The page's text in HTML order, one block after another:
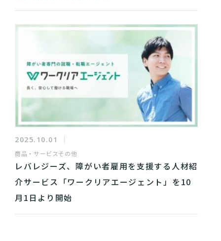
2025.10.01
商品・サービスその他
レバレジーズ、障がい者雇用を支援する人材紹
介サービス「ワークリアエージェント」を10
月1日より開始